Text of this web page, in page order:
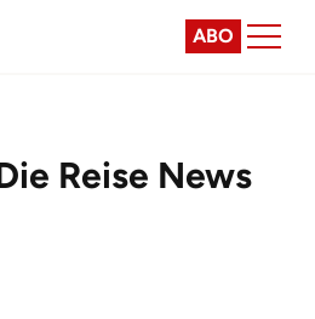
ABO
Reise News